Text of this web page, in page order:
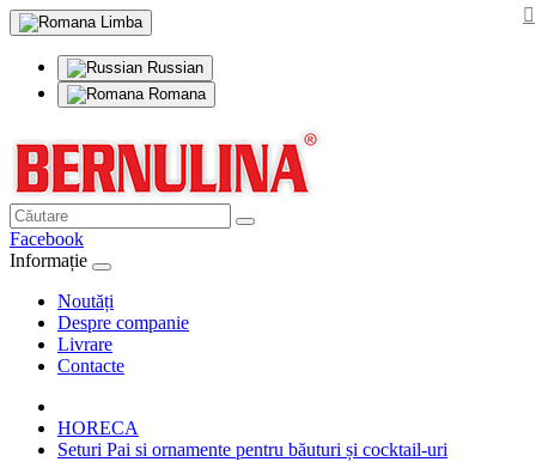
Limba
Russian
Romana
Facebook
Informație
Noutăți
Despre companie
Livrare
Contacte
HORECA
Seturi Pai si ornamente pentru băuturi și cocktail-uri